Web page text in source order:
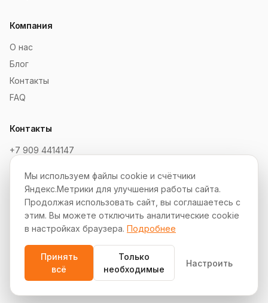
Компания
О нас
Блог
Контакты
FAQ
Контакты
+7 909 4414147
Telegram: @SokSaitov_bot
Пн–Пт, 10:00–19:00
Партнёрская программа
© 2012–2026 СокСайтов. Все права защищены.
Мы используем файлы cookie и счётчики
Яндекс.Метрики для улучшения работы сайта.
Продолжая использовать сайт, вы соглашаетесь с
этим. Вы можете отключить аналитические cookie
в настройках браузера. Подробнее
Принять
всё
Только
необходимые
Настроить